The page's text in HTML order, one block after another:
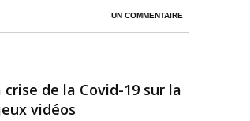
UN COMMENTAIRE
crise de la Covid-19 sur la
vidéos